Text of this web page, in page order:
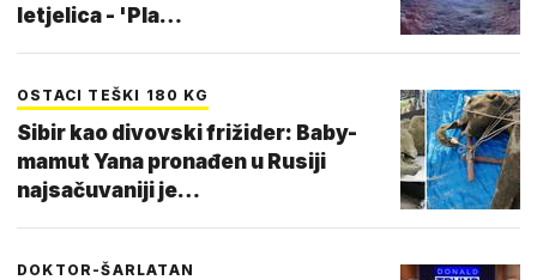
letjelica - 'Pla…
OSTACI TEŠKI 180 KG
Sibir kao divovski frižider: Baby-
mamut Yana pronađen u Rusiji
najsačuvaniji je…
DOKTOR-ŠARLATAN